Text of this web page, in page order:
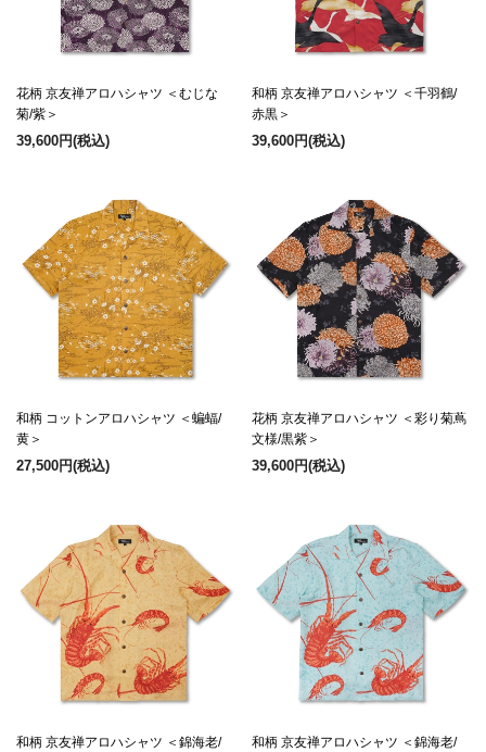
花柄 京友禅アロハシャツ ＜むじな
菊/紫＞
39,600円(税込)
和柄 京友禅アロハシャツ ＜千羽鶴/
赤黒＞
39,600円(税込)
和柄 コットンアロハシャツ ＜蝙蝠/
黄＞
27,500円(税込)
花柄 京友禅アロハシャツ ＜彩り菊蔦
文様/黒紫＞
39,600円(税込)
和柄 京友禅アロハシャツ ＜錦海老/
和柄 京友禅アロハシャツ ＜錦海老/